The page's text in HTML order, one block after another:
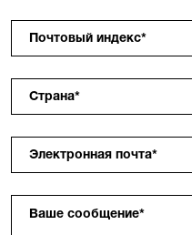
Почтовый индекс*
Страна*
Электронная почта*
Ваше сообщение*